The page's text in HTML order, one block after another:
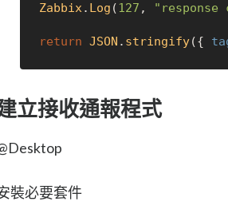
Zabbix. Log (127 , "response
return JSON . stringify({
立接收通報程式
裝必要套件